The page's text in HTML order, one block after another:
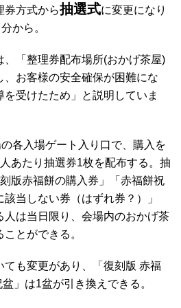
券方式から抽選式に変更になり
から。
「整理券配布場所(おかげ茶屋)
、お客様の安全確保が困難にな
を受けたため」と説明していま
各入場ゲート入り口で、購入を
あたり抽選券1枚を配布する。抽
版赤福餅の購入券」「赤福餅祝
当しない券（はずれ券？）」
人は当日限り、会場内のおかげ茶
とができる。
も変更があり、「復刻版 赤福
」は1盆が引き換えできる。